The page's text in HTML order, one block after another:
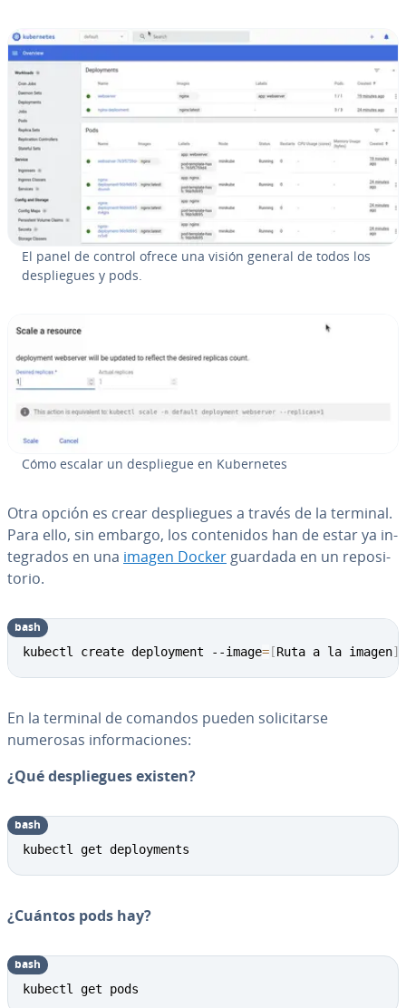
El panel de control ofrece una visión general de todos los
de­s­plie­gues y pods.
Cómo escalar un de­s­plie­gue en Ku­be­r­ne­tes
Otra opción es crear de­s­plie­gues a través de la terminal.
Para ello, sin embargo, los co­n­te­ni­dos han de estar ya in­
te­gra­dos en una imagen Docker guardada en un re­po­si­
to­rio.
kubectl create deployment --image= [Ruta a la imagen]
bash
En la terminal de comandos pueden so­li­ci­tar­se
numerosas in­fo­r­ma­cio­nes:
¿Qué de­s­plie­gues existen?
kubectl get deployments
bash
¿Cuántos pods hay?
kubectl get pods
bash